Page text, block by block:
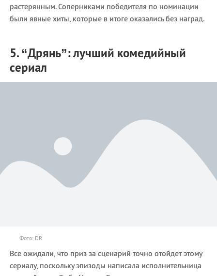
растерянным. Соперниками победителя по номинации
были явные хиты, которые в итоге оказались без наград.
5. “Дрянь”: лучший комедийный
сериал
Фото: DR
Все ожидали, что приз за сценарий точно отойдет этому
сериалу, поскольку эпизоды написала исполнительница